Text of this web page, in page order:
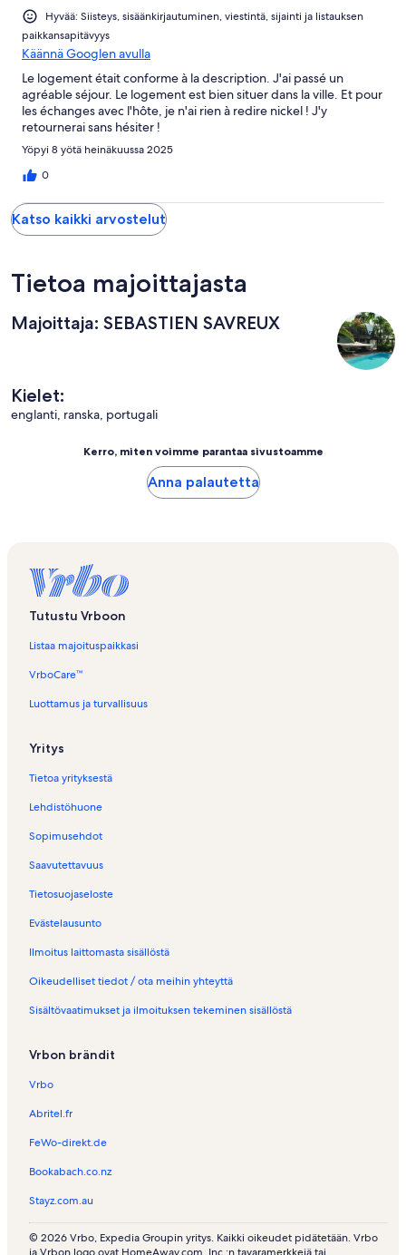
Hyvää: Siisteys, sisäänkirjautuminen, viestintä, sijainti ja listauksen
paikkansapitävyys
Käännä Googlen avulla
Le logement était conforme à la description. J'ai passé un
agréable séjour. Le logement est bien situer dans la ville. Et pour
les échanges avec l'hôte, je n'ai rien à redire nickel ! J'y
retournerai sans hésiter !
Yöpyi 8 yötä heinäkuussa 2025
0
Katso kaikki arvostelut
Tietoa majoittajasta
Majoittaja: SEBASTIEN SAVREUX
Kielet:
englanti, ranska, portugali
Kerro, miten voimme parantaa sivustoamme
Anna palautetta
Tutustu Vrboon
Listaa majoituspaikkasi
VrboCare™
Luottamus ja turvallisuus
Yritys
Tietoa yrityksestä
Lehdistöhuone
Sopimusehdot
Saavutettavuus
Tietosuojaseloste
Evästelausunto
Ilmoitus laittomasta sisällöstä
Oikeudelliset tiedot / ota meihin yhteyttä
Sisältövaatimukset ja ilmoituksen tekeminen sisällöstä
Vrbon brändit
Vrbo
Abritel.fr
FeWo-direkt.de
Bookabach.co.nz
Stayz.com.au
© 2026 Vrbo, Expedia Groupin yritys. Kaikki oikeudet pidätetään. Vrbo